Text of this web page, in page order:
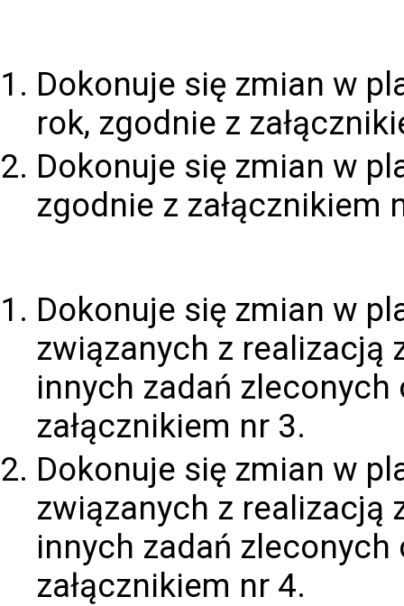
Dokonuje się zmian w
rok, zgodnie z
Dokonuje się zmian w
zgodnie z załącznikiem
Dokonuje się zmian w
związanych z realizacją
innych zadań
załącznikiem nr 3.
Dokonuje się zmian w
związanych z realizacją
innych zadań
załącznikiem nr 4.